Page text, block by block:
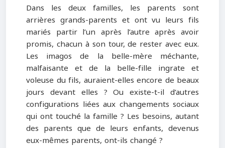
Dans les deux familles, les parents sont
arrières grands-parents et ont vu leurs fils
mariés partir l’un après l’autre après avoir
promis, chacun à son tour, de rester avec eux.
Les imagos de la belle-mère méchante,
malfaisante et de la belle-fille ingrate et
voleuse du fils, auraient-elles encore de beaux
jours devant elles ? Ou existe-t-il d’autres
configurations liées aux changements sociaux
qui ont touché la famille ? Les besoins, autant
des parents que de leurs enfants, devenus
eux-mêmes parents, ont-ils changé ?